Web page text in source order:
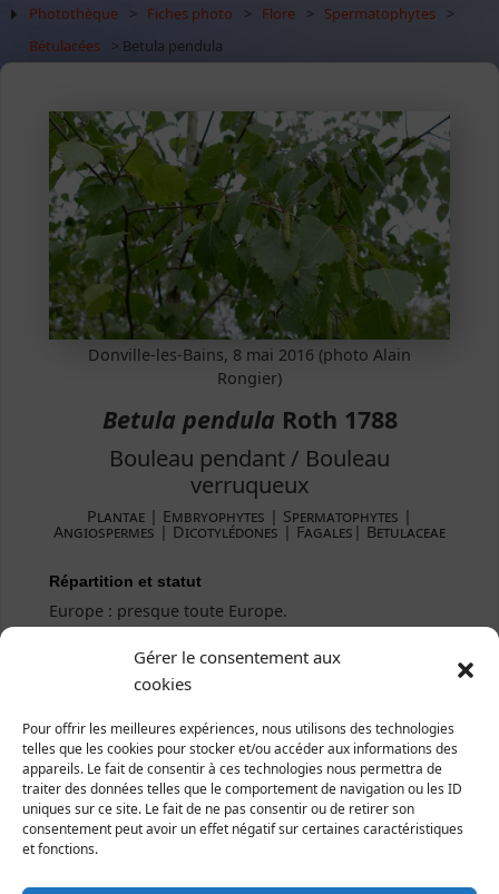
Gérer le consentement aux
cookies
Pour offrir les meilleures expériences, nous utilisons des technologies
telles que les cookies pour stocker et/ou accéder aux informations des
appareils. Le fait de consentir à ces technologies nous permettra de
traiter des données telles que le comportement de navigation ou les ID
uniques sur ce site. Le fait de ne pas consentir ou de retirer son
consentement peut avoir un effet négatif sur certaines caractéristiques
et fonctions.
Photothèque > Fiches photo > Flore > Spermatophytes
>
Bétulacées
> Betula pendula
Donville-les-Bains, 8 mai 2016 (photo Alain
Rongier)
Betula pendula Roth 1788
Bouleau pendant / Bouleau
verruqueux
Plantae ­| Embryophytes | Spermatophytes |
Angiospermes | Dicotylédones | Fagales| Betulaceae
Répartition et statut
Europe : presque toute Europe.
Manche : régulièrement réparti dans le
département.
A noter que cette espèce, sous forme de cultivars,
est souvent plantée dans les jardins.